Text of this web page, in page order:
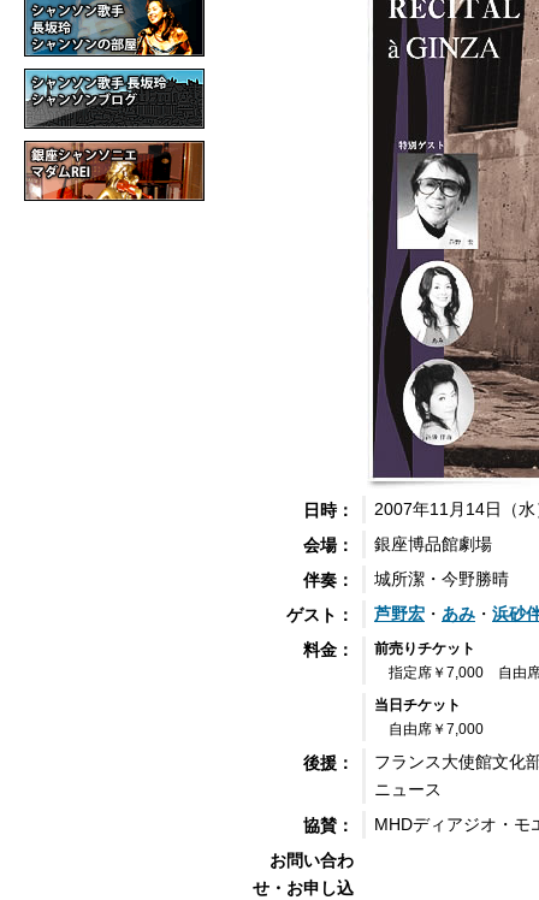
日時：
2007年11月14日（
会場：
銀座博品館劇場
伴奏：
城所潔・今野勝晴
ゲスト：
芦野宏 ・ あみ ・ 浜砂
料金：
前売りチケット
指定席￥7,000 自由
当日チケット
自由席￥7,000
後援：
フランス大使館文化
ニュース
協賛：
MHDディアジオ・モ
お問い合わ
せ・お申し込